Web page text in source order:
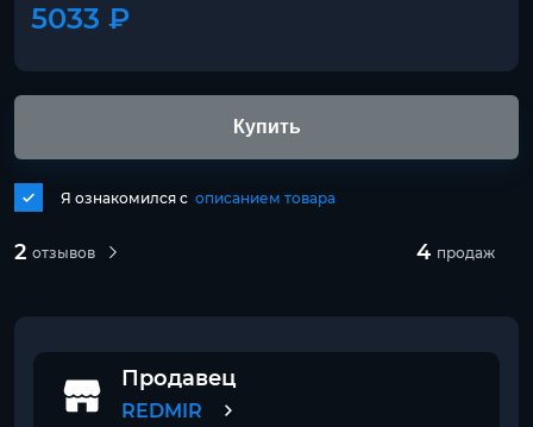
5033 ₽
2 отзывов 4 продаж
Я ознакомился с описанием товара
Купить
Продавец
REDMIR